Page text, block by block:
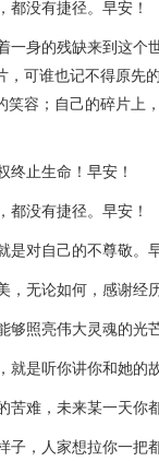
都没有捷径。早安！
一身的残缺来到这个
，可谁也记不得原先
容；自己的碎片上
终止生命！早安！
都没有捷径。早安！
是对自己的不尊敬。
，无论如何，感谢经
够照亮伟大灵魂的光
就是听你讲你和她的
苦难，未来某一天你
，人家想拉你一把